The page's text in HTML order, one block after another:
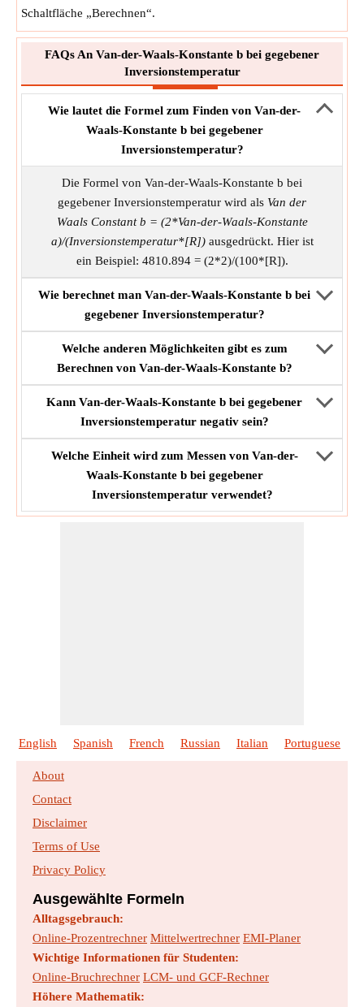
Schaltfläche „Berechnen“.
FAQs An Van-der-Waals-Konstante b bei gegebener
Inversionstemperatur
Wie lautet die Formel zum Finden von Van-der-
Waals-Konstante b bei gegebener
Inversionstemperatur?
Die Formel von Van-der-Waals-Konstante b bei
gegebener Inversionstemperatur wird als Van der
Waals Constant b = (2*Van-der-Waals-Konstante
a)/(Inversionstemperatur*[R])ausgedrückt. Hier ist
ein Beispiel: 4810.894 = (2*2)/(100*[R]).
Wie berechnet man Van-der-Waals-Konstante b bei
gegebener Inversionstemperatur?
Welche anderen Möglichkeiten gibt es zum
Berechnen von Van-der-Waals-Konstante b?
Kann Van-der-Waals-Konstante b bei gegebener
Inversionstemperatur negativ sein?
Welche Einheit wird zum Messen von Van-der-
Waals-Konstante b bei gegebener
Inversionstemperatur verwendet?
English Spanish French Russian Italian Portuguese
About
Contact
Disclaimer
Terms of Use
Privacy Policy
Ausgewählte Formeln
Alltagsgebrauch:
Online-Prozentrechner Mittelwertrechner EMI-Planer
Wichtige Informationen für Studenten:
Online-Bruchrechner LCM- und GCF-Rechner
Höhere Mathematik: